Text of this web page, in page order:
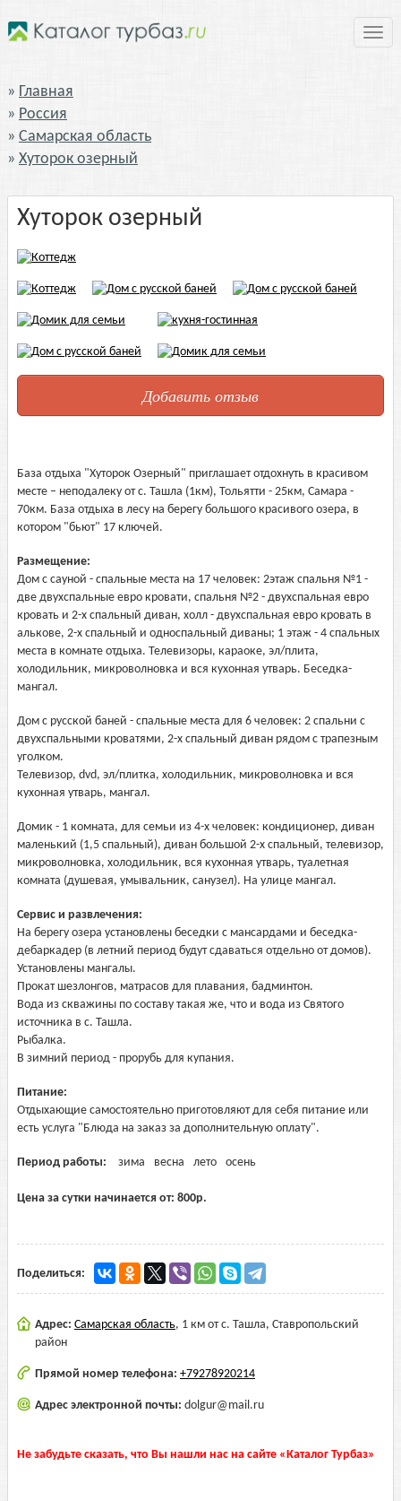
Главная
Россия
Самарская область
Хуторок озерный
Хуторок озерный
Добавить отзыв
База отдыха "Хуторок Озерный" приглашаeт отдохнуть в красивом
месте – неподалеку от с. Ташла (1км), Тольятти - 25км, Самара -
70км. База отдыха в лесу на берегу большого красивого озера, в
котором "бьют" 17 ключей.
Размещение:
Дом с сауной - спальные места на 17 человек: 2этаж спальня №1 -
две двухспальные евро кровати, спальня №2 - двухспальная евро
кровать и 2-х спальный диван, холл - двухспальная евро кровать в
алькове, 2-х спальный и односпальный диваны; 1 этаж - 4 спальных
места в комнате отдыха. Телевизоры, караоке, эл/плита,
холодильник, микроволновка и вся кухонная утварь. Беседка-
мангал.
Дом с русской баней - спальные места для 6 человек: 2 спальни с
двухспальными кроватями, 2-х спальный диван рядом с трапезным
уголком.
Телевизор, dvd, эл/плитка, холодильник, микроволновка и вся
кухонная утварь, мангал.
Домик - 1 комната, для семьи из 4-х человек: кондиционер, диван
маленький (1,5 спальный), диван большой 2-х спальный, телевизор,
микроволновка, холодильник, вся кухонная утварь, туалетная
комната (душевая, умывальник, санузел). На улице мангал.
Сервис и развлечения:
На берегу озера установлены беседки с мансардами и беседка-
дебаркадер (в летний период будут сдаваться отдельно от домов).
Установлены мангалы.
Прокат шезлонгов, матрасов для плавания, бадминтон.
Вода из скважины по составу такая же, что и вода из Святого
источника в с. Ташла.
Рыбалка.
В зимний период - прорубь для купания.
Питание:
Отдыхающие самостоятельно приготовляют для себя питание или
есть услуга "Блюда на заказ за дополнительную оплату".
Период работы: зима весна лето осень
Цена за сутки начинается от: 800р.
Поделиться:
Адрес: Самарская область, 1 км от с. Ташла, Ставропольский
район
Прямой номер телефона: +79278920214
Адрес электронной почты: dolgur@mail.ru
Не забудьте сказать, что Вы нашли нас на сайте «Каталог Турбаз»